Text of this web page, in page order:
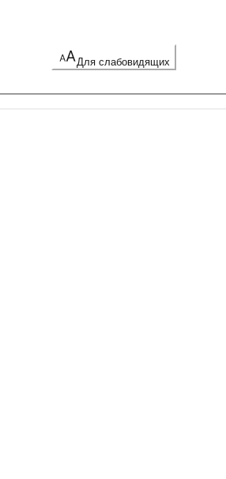
Для слабовидящих